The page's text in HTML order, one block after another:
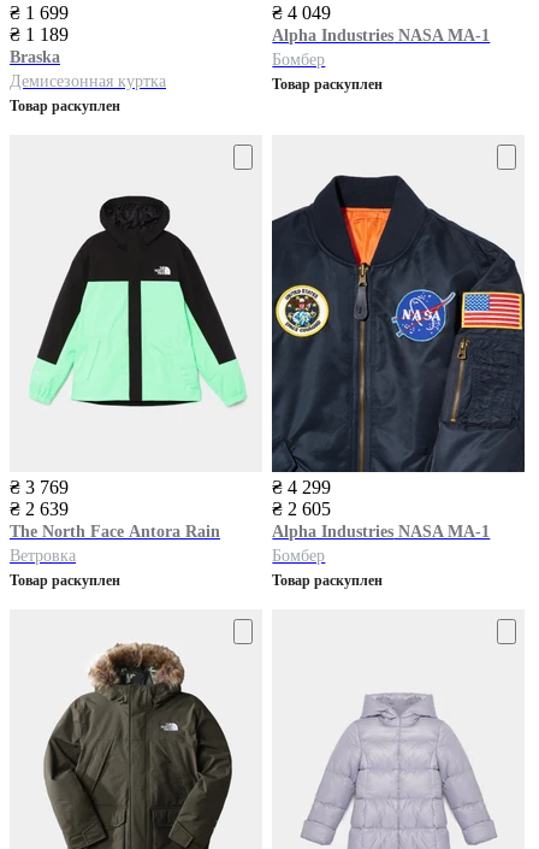
₴ 1 699
₴ 1 189
Braska
Демисезонная куртка
Товар раскуплен
₴ 4 049
Alpha Industries NASA MA-1
Бомбер
Товар раскуплен
₴ 3 769
₴ 2 639
The North Face Antora Rain
Ветровка
Товар раскуплен
₴ 4 299
₴ 2 605
Alpha Industries NASA MA-1
Бомбер
Товар раскуплен